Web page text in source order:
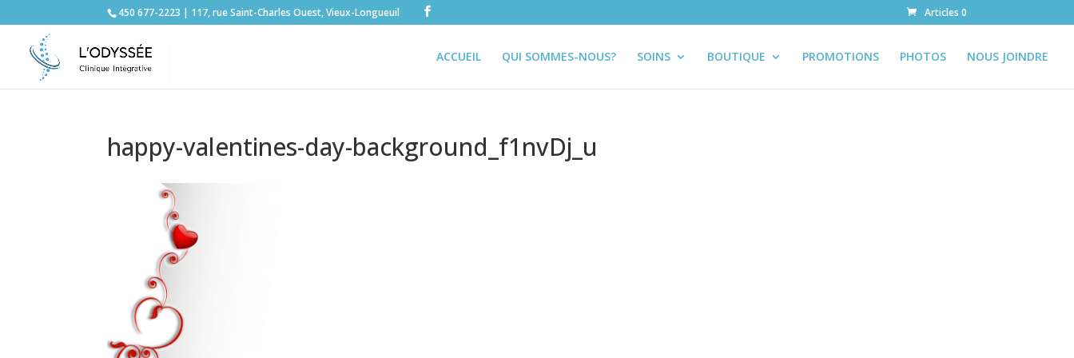
450 677-2223 | 117, rue Saint-Charles Ouest, Vieux-Longueuil Articles 0
ACCUEIL QUI SOMMES-NOUS? SOINS BOUTIQUE PROMOTIONS PHOTOS NOUS JOINDRE
happy-valentines-day-background_f1nvDj_u